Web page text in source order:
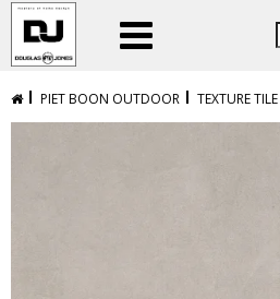
PIET BOON OUTDOOR TEXTURE TILE